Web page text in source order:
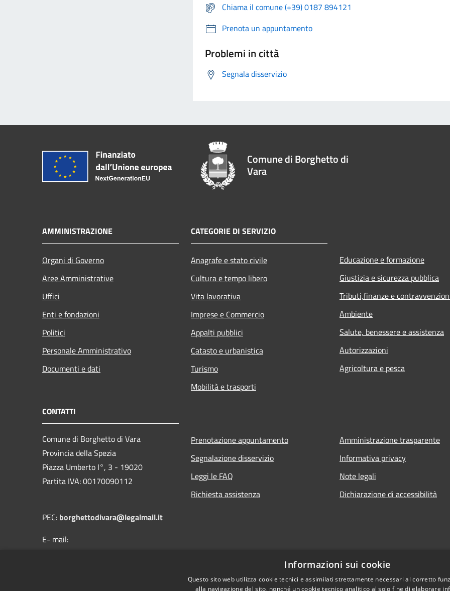
Chiama il comune (+39) 0187 894121
Prenota un appuntamento
Problemi in città
Segnala disservizio
Comune di Borghetto di
Vara
AMMINISTRAZIONE
Organi di Governo
Aree Amministrative
Uffici
Enti e fondazioni
Politici
Personale Amministrativo
Documenti e dati
CATEGORIE DI SERVIZIO
Anagrafe e stato civile
Cultura e tempo libero
Vita lavorativa
Imprese e Commercio
Appalti pubblici
Catasto e urbanistica
Turismo
Mobilità e trasporti
Educazione e formazione
Giustizia e sicurezza pubblica
Tributi,finanze e
Ambiente
Salute, benessere e assistenza
Autorizzazioni
Agricoltura e pesca
CONTATTI
Comune di Borghetto di Vara
Provincia della Spezia
Piazza Umberto I°, 3 - 19020
Partita IVA: 00170090112
PEC: borghettodivara@legalmail.it
E- mail:
Prenotazione appuntamento
Segnalazione disservizio
Leggi le FAQ
Richiesta assistenza
Amministrazione trasparente
Informativa privacy
Note legali
Dichiarazione di accessibilità
Informazioni sui cookie
Questo sito web utilizza cookie tecnici e assimilati strettamente necessari al corretto
alla navigazione del sito, nonché un cookie tecnico analitico al solo fine di elaborare